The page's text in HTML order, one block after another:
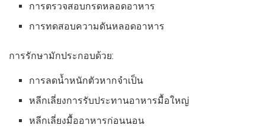
การตรวจสอบกรดหลอดอาหาร
การทดสอบความดันหลอดอาหาร
การรักษามักประกอบด้วย:
การลดน้ำหนักตัวหากจำเป็น
หลีกเลี่ยงการรับประทานอาหารมื้อใหญ่
หลีกเลี่ยงมื้ออาหารก่อนนอน